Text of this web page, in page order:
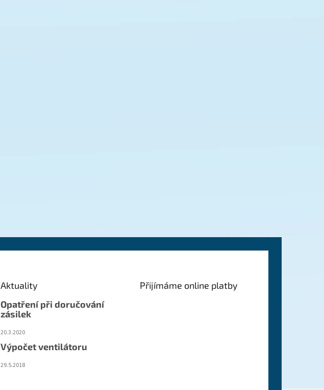
Aktuality
Opatření při doručování
zásilek
20.3.2020
Výpočet ventilátoru
29.5.2018
Přijímáme online platby